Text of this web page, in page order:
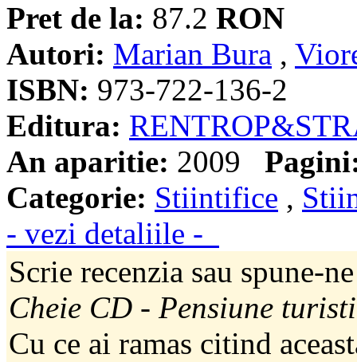
Pret de la: 87.2 RON
Autori: Marian Bura ,
ISBN: 973-722-136-2
Editura:
An aparitie: 2009
Categorie: Stiintifice ,
- vezi detaliile -
Scrie recenzia sau spune-
Cheie CD - Pensiune
Cu ce ai ramas citind